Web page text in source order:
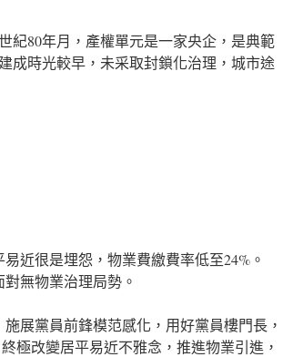
紀80年月，產權單元是一家央企，是典範
成時光較早，未采取封鎖化治理，城市途
近很是埋怨，物業費繳費率低至24%。
無物業治理局勢。
展黨員前鋒模范感化，用好黨員樓門長，
極改變居平易近不雅念，推進物業引進，